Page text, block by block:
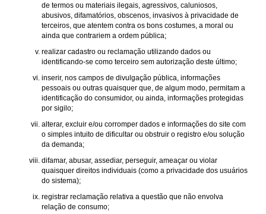
de termos ou materiais ilegais, agressivos, caluniosos,
abusivos, difamatórios, obscenos, invasivos à privacidade de
terceiros, que atentem contra os bons costumes, a moral ou
ainda que contrariem a ordem pública;
realizar cadastro ou reclamação utilizando dados ou
identificando-se como terceiro sem autorização deste último;
inserir, nos campos de divulgação pública, informações
pessoais ou outras quaisquer que, de algum modo, permitam a
identificação do consumidor, ou ainda, informações protegidas
por sigilo;
alterar, excluir e/ou corromper dados e informações do site com
o simples intuito de dificultar ou obstruir o registro e/ou solução
da demanda;
difamar, abusar, assediar, perseguir, ameaçar ou violar
quaisquer direitos individuais (como a privacidade dos usuários
do sistema);
registrar reclamação relativa a questão que não envolva
relação de consumo;